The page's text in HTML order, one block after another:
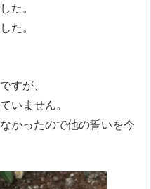
た。
た。
すが、
いません。
かったので他の誓いを今